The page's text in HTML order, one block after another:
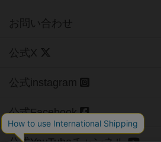
お問い合わせ
公式X
公式instagram
公式Facebook